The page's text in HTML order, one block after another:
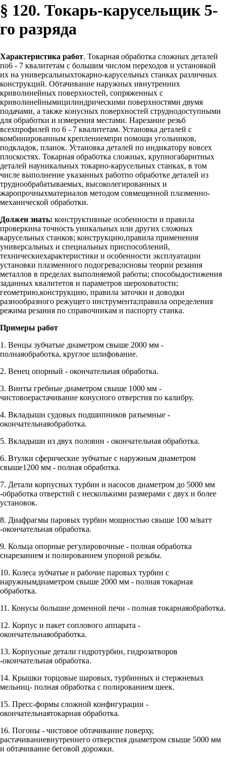
§ 120. Токарь-карусельщик 5-
го разряда
Характеристика работ. Токарная обработка сложных деталей
по6 - 7 квалитетам с большим числом переходов и установкой
их на универсальныхтокарно-карусельных станках различных
конструкций. Обтачивание наружных ивнутренних
криволинейных поверхностей, сопряженных с
криволинейнымицилиндрическими поверхностями двумя
подачами, а также конусных поверхностей струднодоступными
для обработки и измерения местами. Нарезание резьб
всехпрофилей по 6 - 7 квалитетам. Установка деталей с
комбинированным креплениемпри помощи угольников,
подкладок, планок. Установка деталей по индикатору вовсех
плоскостях. Токарная обработка сложных, крупногабаритных
деталей науникальных токарно-карусельных станках, в том
числе выполнение указанных работпо обработке деталей из
труднообрабатываемых, высоколегированных и
жаропрочныхматериалов методом совмещенной плазменно-
механической обработки.
Должен знать: конструктивные особенности и правила
проверкина точность уникальных или других сложных
карусельных станков; конструкцию,правила применения
универсальных и специальных приспособлений,
техническиехарактеристики и особенности эксплуатации
установки плазменного подогрева;основы теории резания
металлов в пределах выполняемой работы; способыдостижения
заданных квалитетов и параметров шероховатости;
геометрию,конструкцию, правила заточки и доводки
разнообразного режущего инструмента;правила определения
режима резания по справочникам и паспорту станка.
Примеры работ
1. Венцы зубчатые диаметром свыше 2000 мм -
полнаяобработка, круглое шлифование.
2. Венец опорный - окончательная обработка.
3. Винты гребные диаметром свыше 1000 мм -
чистовоерастачивание конусного отверстия по калибру.
4. Вкладыши судовых подшипников разъемные -
окончательнаяобработка.
5. Вкладыши из двух половин - окончательная обработка.
6. Втулки сферические зубчатые с наружным диаметром
свыше1200 мм - полная обработка.
7. Детали корпусных турбин и насосов диаметром до 5000 мм
-обработка отверстий с несколькими размерами с двух и более
установок.
8. Диафрагмы паровых турбин мощностью свыше 100 м/ватт
-окончательная обработка.
9. Кольца опорные регулировочные - полная обработка
снарезанием и полированием упорной резьбы.
10. Колеса зубчатые и рабочие паровых турбин с
наружнымдиаметром свыше 2000 мм - полная токарная
обработка.
11. Конусы большие доменной печи - полная токарнаяобработка.
12. Корпус и пакет соплового аппарата -
окончательнаяобработка.
13. Корпусные детали гидротурбин, гидрозатворов
-окончательная обработка.
14. Крышки торцовые шаровых, турбинных и стержневых
мельниц- полная обработка с полированием шеек.
15. Пресс-формы сложной конфигурации -
окончательнаятокарная обработка.
16. Погоны - чистовое обтачивание поверху,
растачиваниевнутреннего отверстия диаметром свыше 5000 мм
и обтачивание беговой дорожки.